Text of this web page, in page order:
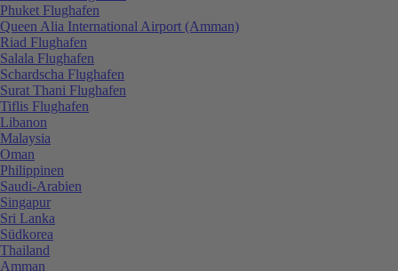
Phuket Flughafen
Queen Alia International Airport (Amman)
Riad Flughafen
Salala Flughafen
Schardscha Flughafen
Surat Thani Flughafen
Tiflis Flughafen
Libanon
Malaysia
Oman
Philippinen
Saudi-Arabien
Singapur
Sri Lanka
Südkorea
Thailand
Amman